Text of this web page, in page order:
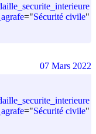
="Sécurité civile"
="Sécurité civile"
07 Mars 2022